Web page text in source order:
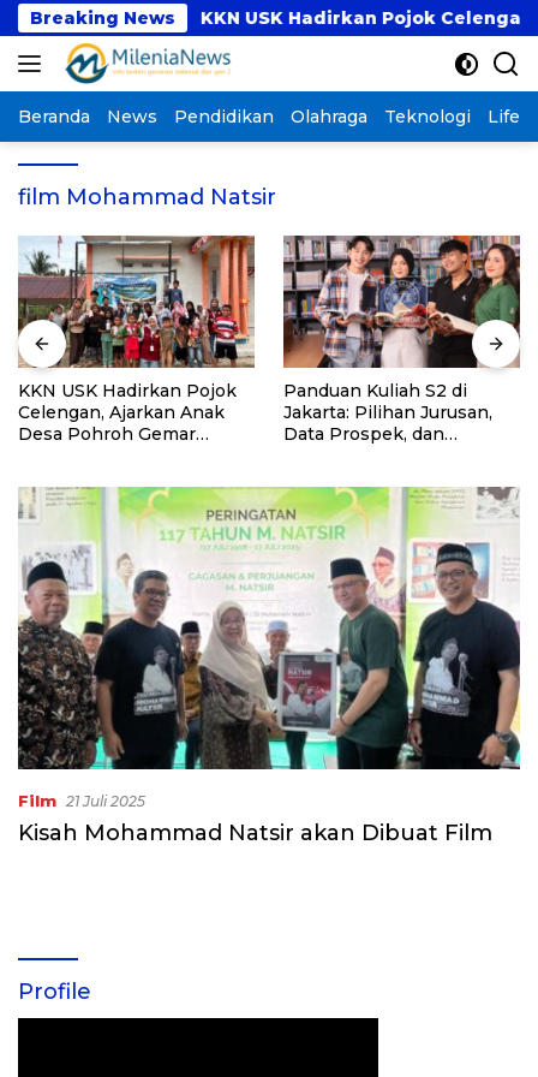
Langsung
ke
konten
Breaking News
PKM KKN USK Hadirkan Pojok Celengan,
Beranda News Pendidikan Olahraga Teknologi
film Mohammad Natsir
KKN USK Hadirkan Pojok
Celengan, Ajarkan Anak
Desa Pohroh Gemar
Panduan Kuliah S2 di
Jakarta: Pilihan Jurusan,
Data Prospek, dan
Film 21 Juli 2025
Kisah Mohammad Natsir akan Dibuat Film
Profile